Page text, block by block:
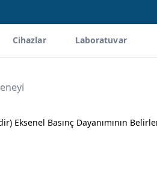
Cihazlar Laboratuvar
Basınç Dayanımının